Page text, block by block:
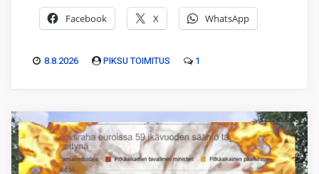
Facebook X WhatsApp
8.8.2026 PIKSU TOIMITUS 1